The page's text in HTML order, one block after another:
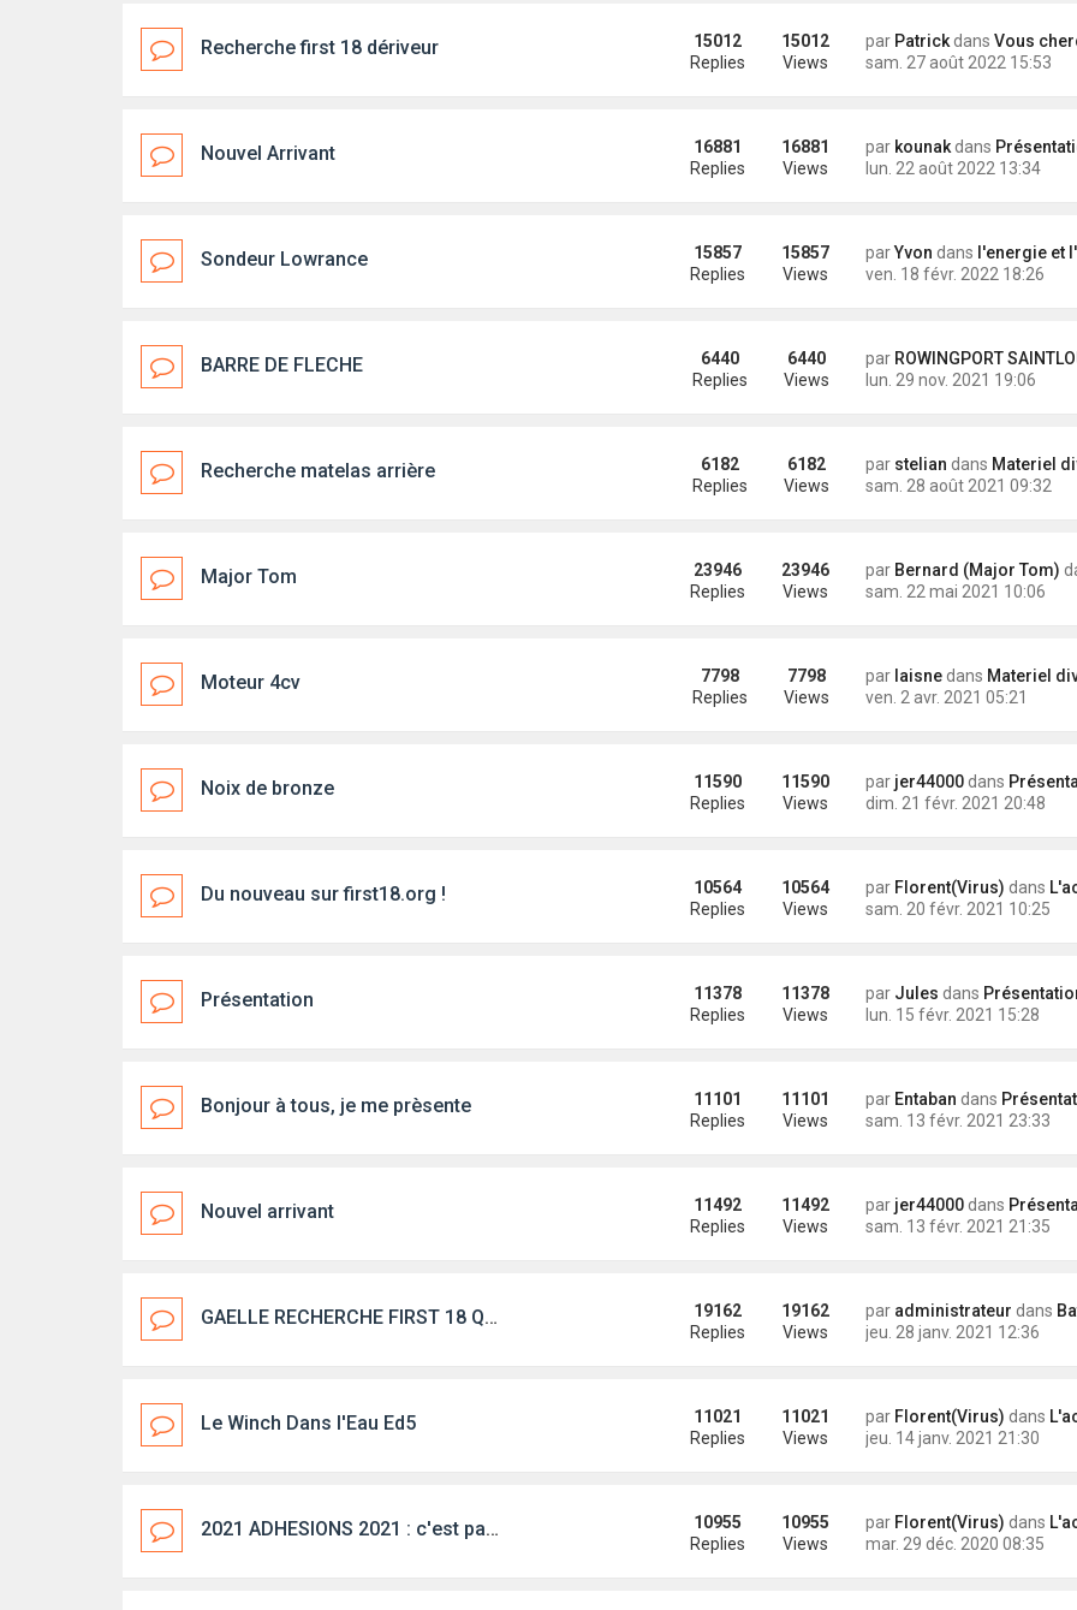
Recherche first 18 dériveur par Patrickdans Vous cherchez un embarquement, un bateau,
sam. 27 août 2022 15:53
15012
Replies
15012
Views
Nouvel Arrivant par kounakdans Présentation des nouveaux
lun. 22 août 2022 13:34
16881
Replies
16881
Views
Sondeur Lowrance parYvon dans l'energie et l'electronique
ven. 18 févr. 2022 18:26
15857
Replies
15857
Views
BARRE DE FLECHE par ROWINGPORT
lun. 29 nov. 2021 19:06
6440
Replies
6440
Views
Recherche matelas arrière par stelian dans Materiel
sam. 28 août 2021 09:32
6182
Replies
6182
Views
Major Tom par Bernard (Major Tom)
sam. 22 mai 2021 10:06
23946
Replies
23946
Views
Moteur 4cv par laisnedans Materiel
ven. 2 avr. 2021 05:21
7798
Replies
7798
Views
Noix de bronze par jer44000dans Présentation des nouveaux
dim. 21 févr. 2021 20:48
11590
Replies
11590
Views
Du nouveau sur first18.org ! par Florent(Virus) dans
sam. 20 févr. 2021 10:25
10564
Replies
10564
Views
Présentation par Jules dans Présentation des nouveaux
lun. 15 févr. 2021 15:28
11378
Replies
11378
Views
Bonjour à tous, je me prèsente par Entaban dans Présentation des nouveaux
sam. 13 févr. 2021 23:33
11101
Replies
11101
Views
Nouvel arrivant par jer44000dans Présentation des nouveaux
sam. 13 févr. 2021 21:35
11492
Replies
11492
Views
GAELLE RECHERCHE FIRST 18 QUILLARD sur le 06 par administrateur dans
jeu. 28 janv. 2021 12:36
19162
Replies
19162
Views
Le Winch Dans l'Eau Ed5 par Florent(Virus) dans
jeu. 14 janv. 2021 21:30
11021
Replies
11021
Views
2021 ADHESIONS 2021 : c'est parti ! par Florent(Virus) dans
mar. 29 déc. 2020 08:35
10955
Replies
10955
Views